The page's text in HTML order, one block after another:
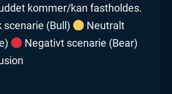
kommer/kan fastholdes.
scenarie (Bull)
Neutralt
Negativt scenarie (Bear)